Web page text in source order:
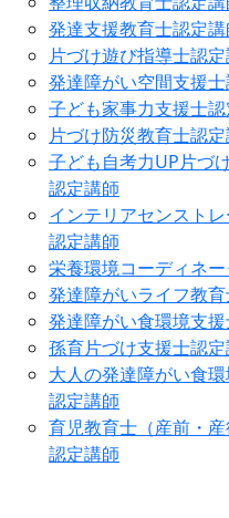
発達支援教育士認定講
片づけ遊び指導士認
発達障がい空間支援
子ども家事力支援士
片づけ防災教育士認
子ども自考力UP片づ
認定講師
インテリアセンスト
認定講師
栄養環境コーディネ
発達障がいライフ教
発達障がい食環境支
孫育片づけ支援士認
大人の発達障がい食
認定講師
育児教育士（産前・産
認定講師